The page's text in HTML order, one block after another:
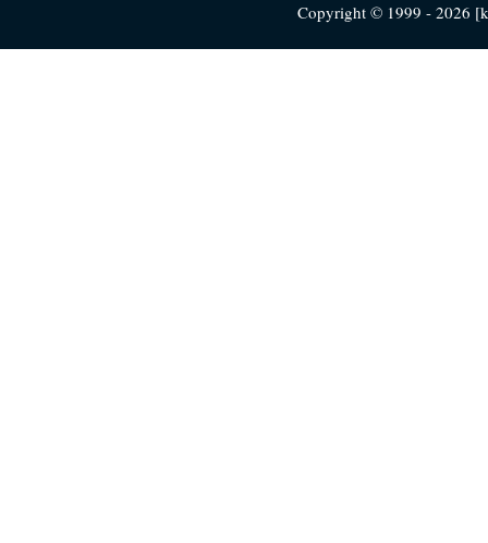
Copyright © 1999 - 2026